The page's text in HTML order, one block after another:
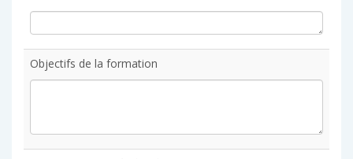
Objectifs de la formation